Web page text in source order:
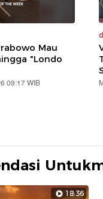
Mau
"Londo
09:17 WIB
18:36